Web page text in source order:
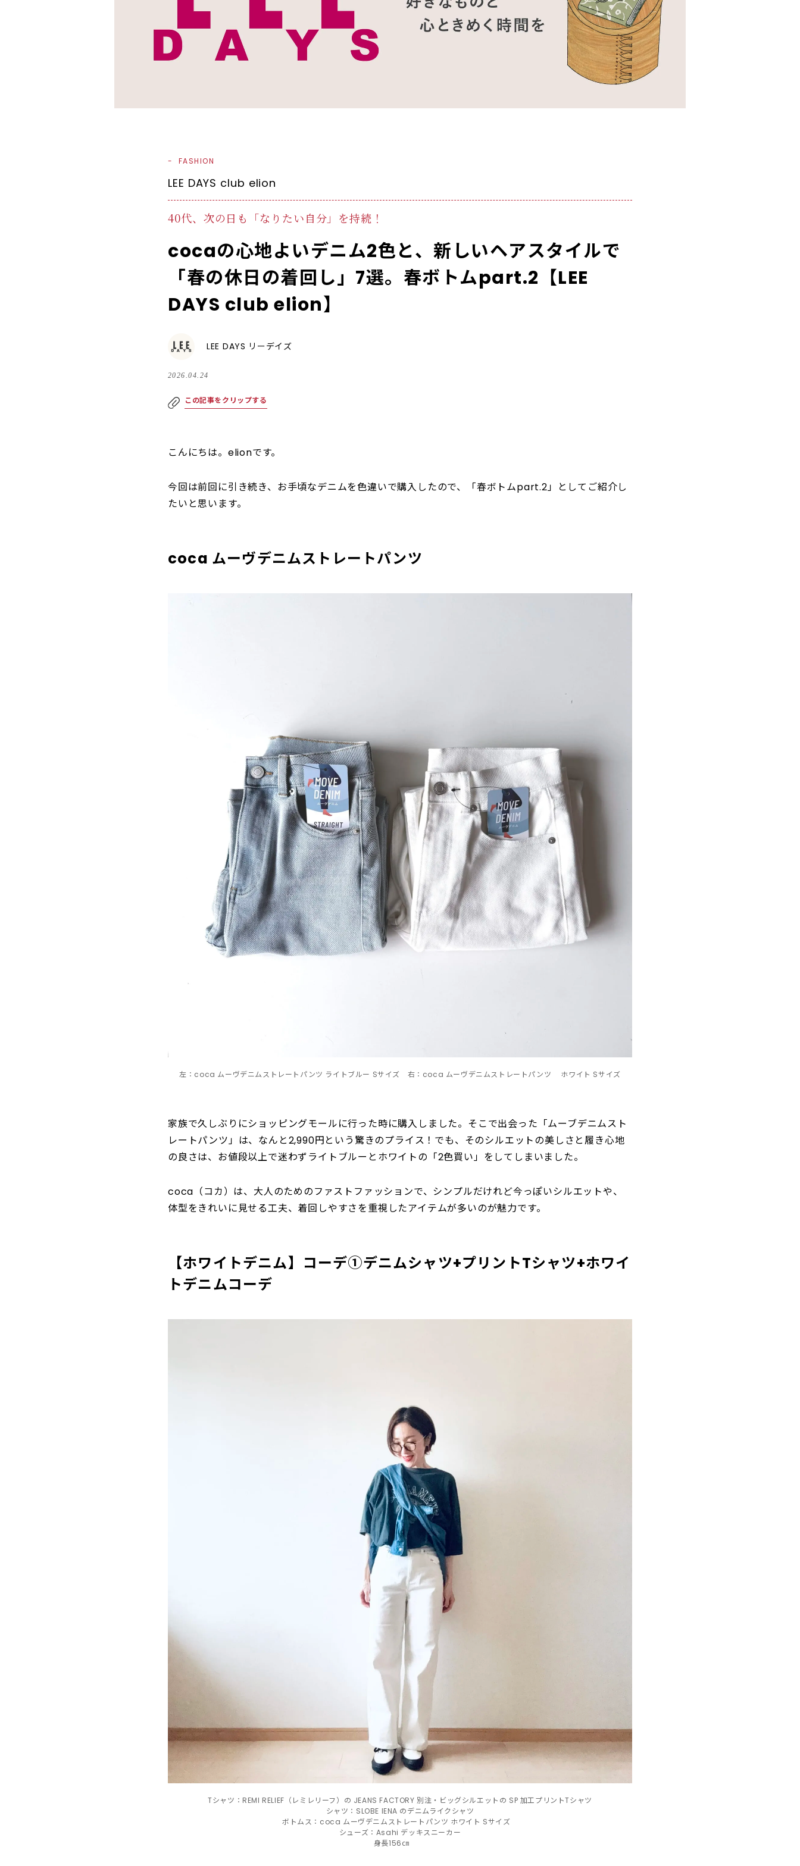
FASHION
LEE DAYS club elion
40代、次の日も「なりたい自分」を持続！
cocaの心地よいデニム2色と、新しいヘアスタイルで
「春の休日の着回し」7選。春ボトムpart.2【LEE
DAYS club elion】
LEE DAYS リーデイズ
2026.04.24
この記事をクリップする
こんにちは。elionです。
今回は前回に引き続き、お手頃なデニムを色違いで購入したので、「春ボトムpart.2」としてご紹介し
たいと思います。
coca ムーヴデニムストレートパンツ
左：coca ムーヴデニムストレートパンツ ライトブルー Sサイズ 右：coca ムーヴデニムストレートパンツ ホワイト Sサイズ
家族で久しぶりにショッピングモールに行った時に購入しました。そこで出会った「ムーブデニムスト
レートパンツ」は、なんと2,990円という驚きのプライス！でも、そのシルエットの美しさと履き心地
の良さは、お値段以上で迷わずライトブルーとホワイトの「2色買い」をしてしまいました。
coca（コカ）は、大人のためのファストファッションで、シンプルだけれど今っぽいシルエットや、
体型をきれいに見せる工夫、着回しやすさを重視したアイテムが多いのが魅力です。
【ホワイトデニム】コーデ①デニムシャツ+プリントTシャツ+ホワイ
トデニムコーデ
Tシャツ：REMI RELIEF（レミレリーフ）の JEANS FACTORY 別注・ビッグシルエットの SP 加工プリントTシャツ
シャツ：SLOBE IENA のデニムライクシャツ
ボトムス：coca ムーヴデニムストレートパンツ ホワイト Sサイズ
シューズ：Asahi デッキスニーカー
身長156㎝